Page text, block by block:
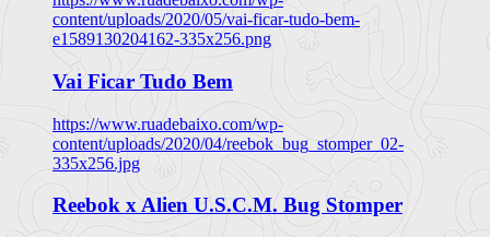
content/uploads/2020/05/vai-ficar-tudo-bem-
e1589130204162-335x256.png
Vai Ficar Tudo Bem
https://www.ruadebaixo.com/wp-
content/uploads/2020/04/reebok_bug_stomper_02-
335x256.jpg
Reebok x Alien U.S.C.M. Bug Stomper